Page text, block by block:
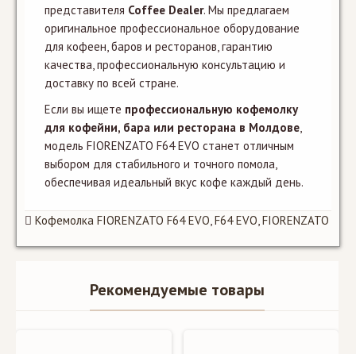
представителя Coffee Dealer. Мы предлагаем
оригинальное профессиональное оборудование
для кофеен, баров и ресторанов, гарантию
качества, профессиональную консультацию и
доставку по всей стране.
Если вы ищете профессиональную кофемолку
для кофейни, бара или ресторана в Молдове,
модель FIORENZATO F64 EVO станет отличным
выбором для стабильного и точного помола,
обеспечивая идеальный вкус кофе каждый день.
Кофемолка FIORENZATO F64 EVO,F64 EVO,FIORENZATO
Рекомендуемые товары